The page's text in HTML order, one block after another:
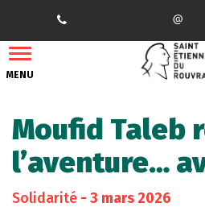
MENU
Moufid Taleb
l’aventure…
Solidarité - 3 mars 2026